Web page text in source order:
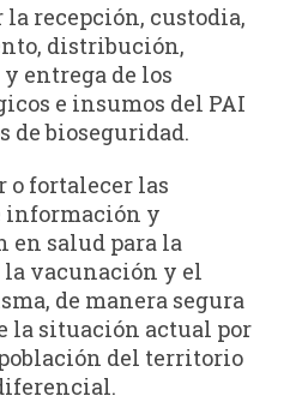
la recepción, custodia,
distribución,
entrega de los
e insumos del PAI
de bioseguridad.
o fortalecer las
información y
en salud para la
la vacunación y el
de manera segura
la situación actual por
población del territorio